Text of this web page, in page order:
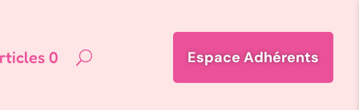
0 Espace Adhérents